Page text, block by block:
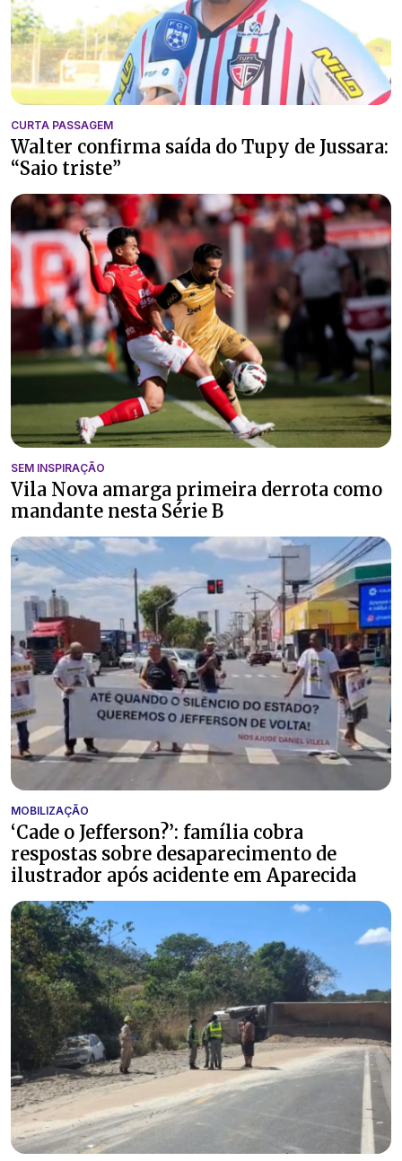
CURTA PASSAGEM
Walter confirma saída do Tupy de Jussara:
“Saio triste”
SEM INSPIRAÇÃO
Vila Nova amarga primeira derrota como
mandante nesta Série B
MOBILIZAÇÃO
‘Cade o Jefferson?’: família cobra
respostas sobre desaparecimento de
ilustrador após acidente em Aparecida